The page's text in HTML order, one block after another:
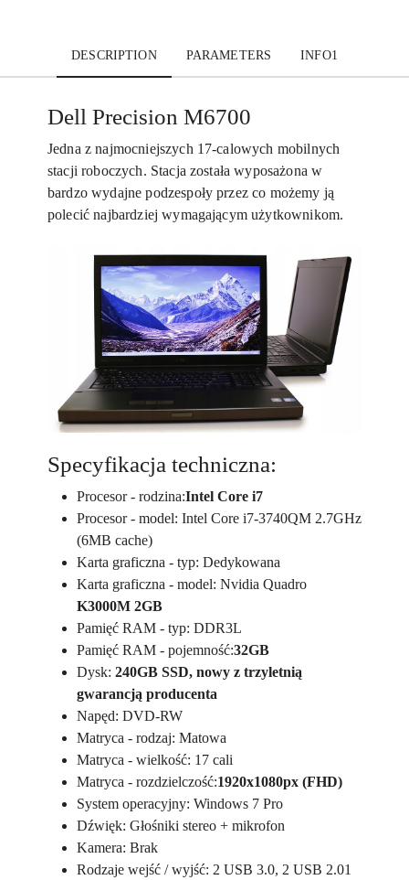
DESCRIPTION PARAMETERS INFO1
Dell Precision M6700
Jedna z najmocniejszych 17-calowych mobilnych
stacji roboczych. Stacja została wyposażona w
bardzo wydajne podzespoły przez co możemy ją
polecić najbardziej wymagającym użytkownikom.
Specyfikacja techniczna:
Procesor - rodzina:Intel Core i7
Procesor - model: Intel Core i7-3740QM 2.7GHz
(6MB cache)
Karta graficzna - typ: Dedykowana
Karta graficzna - model: Nvidia Quadro
K3000M 2GB
Pamięć RAM - typ: DDR3L
Pamięć RAM - pojemność:32GB
Dysk: 240GB SSD, nowy z trzyletnią
gwarancją producenta
Napęd: DVD-RW
Matryca - rodzaj: Matowa
Matryca - wielkość: 17 cali
Matryca - rozdzielczość:1920x1080px (FHD)
System operacyjny: Windows 7 Pro
Dźwięk: Głośniki stereo + mikrofon
Kamera: Brak
Rodzaje wejść / wyjść: 2 USB 3.0, 2 USB 2.01